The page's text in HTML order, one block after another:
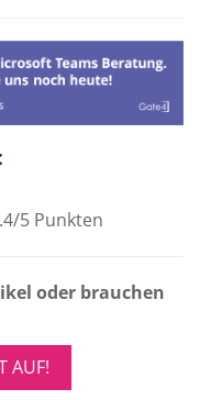
/5 Punkten
oder brauchen
AUF!